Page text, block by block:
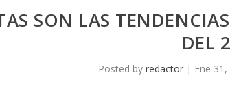
SON LAS
DEL
Posted by redactor| Ene